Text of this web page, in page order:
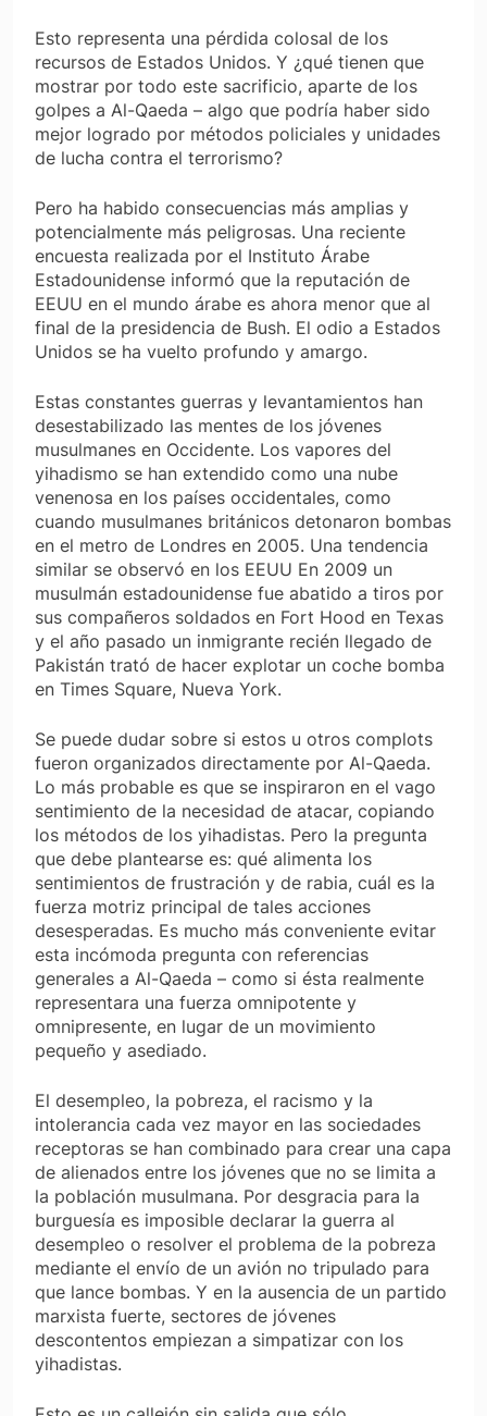
Esto representa una pérdida colosal de los
recursos de Estados Unidos. Y ¿qué tienen que
mostrar por todo este sacrificio, aparte de los
golpes a Al-Qaeda – algo que podría haber sido
mejor logrado por métodos policiales y unidades
de lucha contra el terrorismo?
Pero ha habido consecuencias más amplias y
potencialmente más peligrosas. Una reciente
encuesta realizada por el Instituto Árabe
Estadounidense informó que la reputación de
EEUU en el mundo árabe es ahora menor que al
final de la presidencia de Bush. El odio a Estados
Unidos se ha vuelto profundo y amargo.
Estas constantes guerras y levantamientos han
desestabilizado las mentes de los jóvenes
musulmanes en Occidente. Los vapores del
yihadismo se han extendido como una nube
venenosa en los países occidentales, como
cuando musulmanes británicos detonaron bombas
en el metro de Londres en 2005. Una tendencia
similar se observó en los EEUU En 2009 un
musulmán estadounidense fue abatido a tiros por
sus compañeros soldados en Fort Hood en Texas
y el año pasado un inmigrante recién llegado de
Pakistán trató de hacer explotar un coche bomba
en Times Square, Nueva York.
Se puede dudar sobre si estos u otros complots
fueron organizados directamente por Al-Qaeda.
Lo más probable es que se inspiraron en el vago
sentimiento de la necesidad de atacar, copiando
los métodos de los yihadistas. Pero la pregunta
que debe plantearse es: qué alimenta los
sentimientos de frustración y de rabia, cuál es la
fuerza motriz principal de tales acciones
desesperadas. Es mucho más conveniente evitar
esta incómoda pregunta con referencias
generales a Al-Qaeda – como si ésta realmente
representara una fuerza omnipotente y
omnipresente, en lugar de un movimiento
pequeño y asediado.
El desempleo, la pobreza, el racismo y la
intolerancia cada vez mayor en las sociedades
receptoras se han combinado para crear una capa
de alienados entre los jóvenes que no se limita a
la población musulmana. Por desgracia para la
burguesía es imposible declarar la guerra al
desempleo o resolver el problema de la pobreza
mediante el envío de un avión no tripulado para
que lance bombas. Y en la ausencia de un partido
marxista fuerte, sectores de jóvenes
descontentos empiezan a simpatizar con los
yihadistas.